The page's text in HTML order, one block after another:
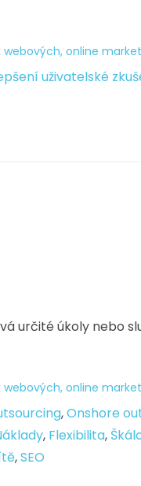
webových, online
uživatelské
určité úkoly nebo
webových, online
,Onshore
, Flexibilita,
,SEO